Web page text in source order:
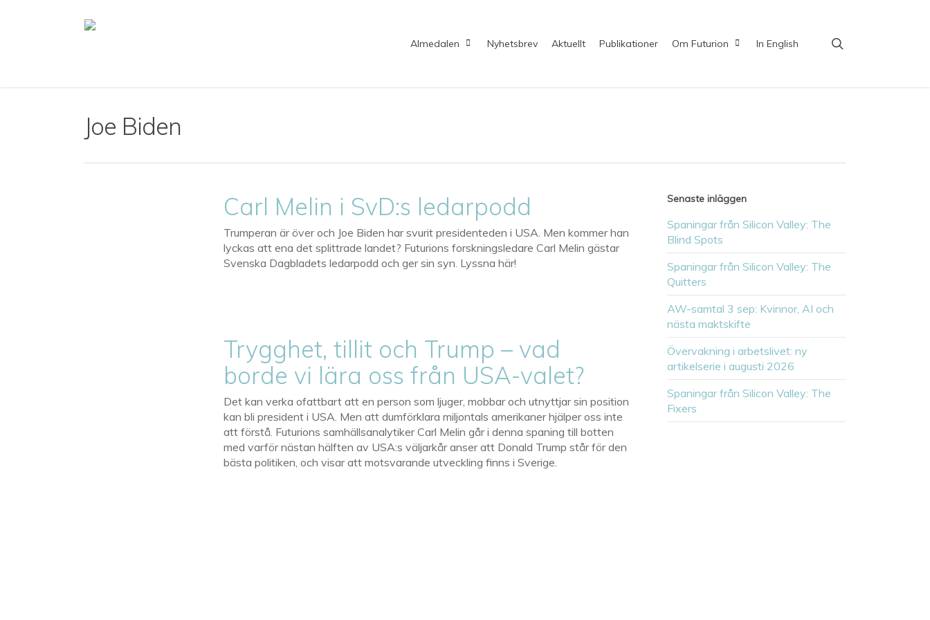
Almedalen Nyhetsbrev Aktuellt Publikationer Om Futurion In English
Joe Biden
Carl Melin i SvD:s ledarpodd
Trumperan är över och Joe Biden har svurit presidenteden i USA. Men kommer han
lyckas att ena det splittrade landet? Futurions forskningsledare Carl Melin gästar
Svenska Dagbladets ledarpodd och ger sin syn. Lyssna här!
Trygghet, tillit och Trump – vad
borde vi lära oss från USA-valet?
Det kan verka ofattbart att en person som ljuger, mobbar och utnyttjar sin position
kan bli president i USA. Men att dumförklara miljontals amerikaner hjälper oss inte
att förstå. Futurions samhällsanalytiker Carl Melin går i denna spaning till botten
med varför nästan hälften av USA:s väljarkår anser att Donald Trump står för den
bästa politiken, och visar att motsvarande utveckling finns i Sverige.
Senaste inläggen
Spaningar från Silicon Valley: The
Blind Spots
Spaningar från Silicon Valley: The
Quitters
AW-samtal 3 sep: Kvinnor, AI och
nästa maktskifte
Övervakning i arbetslivet: ny
artikelserie i augusti 2026
Spaningar från Silicon Valley: The
Fixers